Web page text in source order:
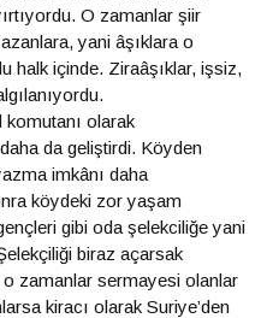
O zamanlar şiir
yani âşıklara o
halk içinde. Ziraâşıklar, işsiz,
komutanı olarak
da geliştirdi. Köyden
imkânı daha
köydeki zor yaşam
gibi oda şelekciliğe yani
biraz açarsak
o zamanlar sermayesi olanlar
kiracı olarak Suriye’den